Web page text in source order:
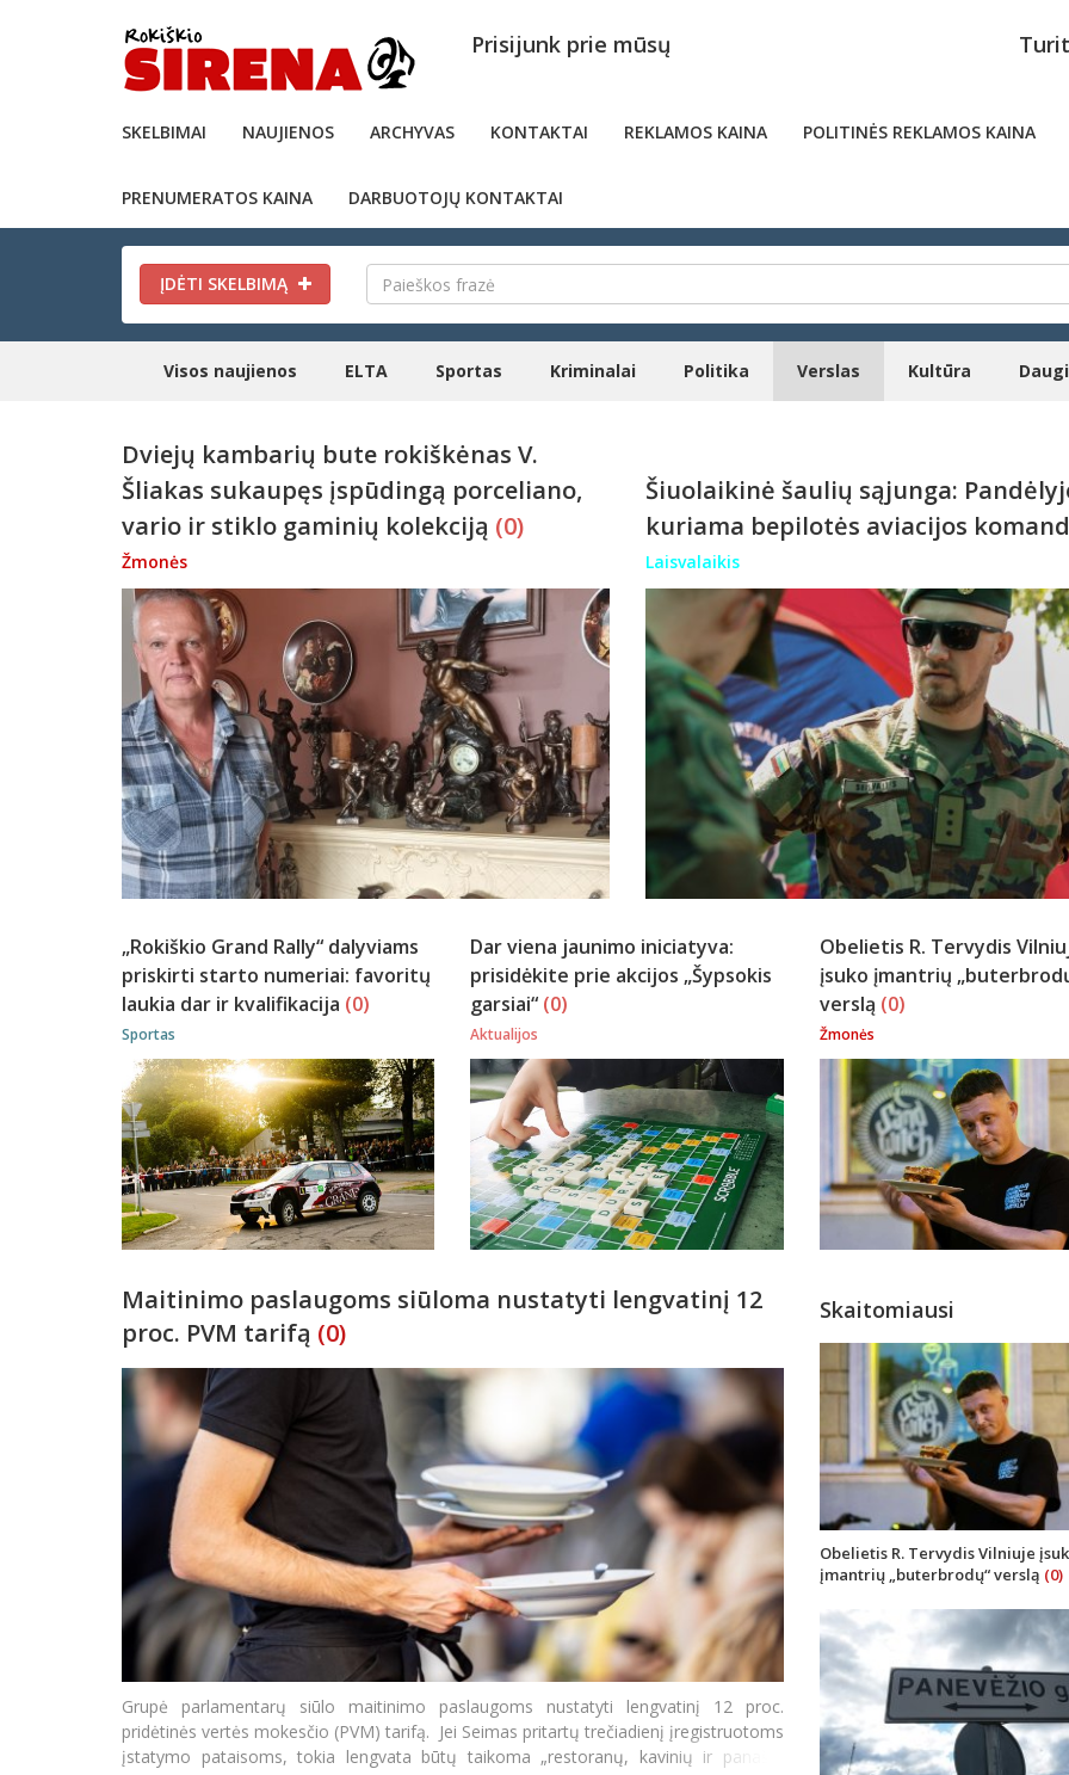
Prisijunk prie mūsų
SKELBIMAI NAUJIENOS ARCHYVAS KONTAKTAI REKLAMOS KAINA POLITINĖS REKLAMOS KAINA
PRENUMERATOS KAINA DARBUOTOJŲ KONTAKTAI
ĮDĖTI SKELBIMĄ
Visos naujienos ELTA Sportas Kriminalai Politika Verslas Kultūra
Dviejų kambarių bute rokiškėnas V.
Šliakas sukaupęs įspūdingą porceliano,
vario ir stiklo gaminių kolekciją (0)
Žmonės
Šiuolaikinė šaulių sąjunga:
kuriama bepilotės aviacijos
Laisvalaikis
„Rokiškio Grand Rally“ dalyviams
priskirti starto numeriai: favoritų
laukia dar ir kvalifikacija (0)
Sportas
Dar viena jaunimo iniciatyva:
prisidėkite prie akcijos „Šypsokis
garsiai“ (0)
Aktualijos
Obelietis R. Tervydis
įsuko įmantrių
verslą (0)
Žmonės
Maitinimo paslaugoms siūloma nustatyti lengvatinį 12
proc. PVM tarifą (0)
Grupė parlamentarų siūlo maitinimo paslaugoms nustatyti lengvatinį 12 proc.
pridėtinės vertės mokesčio (PVM) tarifą. Jei Seimas pritartų trečiadienį įregistruotoms
įstatymo pataisoms, tokia lengvata būtų taikoma „restoranų, kavinių ir panašių
Skaitomiausi
Obelietis R. Tervydis Vilniuje
įmantrių „buterbrodų“ verslą (0)